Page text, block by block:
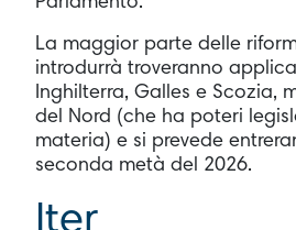
La maggior parte delle
introdurrà troveranno
Inghilterra, Galles e Scozia,
del Nord (che ha poteri
materia) e si prevede
seconda metà del 2026.